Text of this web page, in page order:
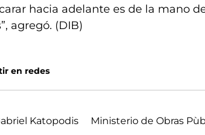
hacia adelante es de la mano
agregó. (DIB)
en redes
Katopodis Ministerio de Obras